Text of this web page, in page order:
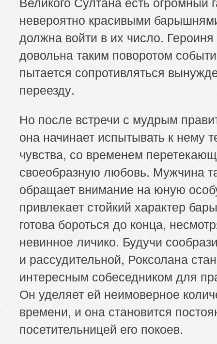
невероятно красивыми
должна войти в их число.
довольна таким поворотом
пытается сопротивляться
переезду.
Но после встречи с мудрым
она начинает испытывать к нему
чувства, со временем
своеобразную любовь. Мужчина
обращает внимание на юную
привлекает стойкий характер
готова бороться до конца,
невинное личико. Будучи
и рассудительной, Роксолана
интересным собеседником для
Он уделяет ей неимоверное
времени, и она становится
посетительницей его покоев.